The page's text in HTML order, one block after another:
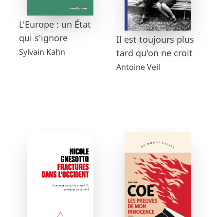
L'Europe : un État
qui s'ignore
Sylvain Kahn
Il est toujours plus
tard qu'on ne croit
Antoine Veil